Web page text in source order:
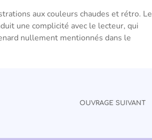
aux couleurs chaudes et rétro. Le
une complicité avec le lecteur, qui
nullement mentionnés dans le
OUVRAGE SUIVANT